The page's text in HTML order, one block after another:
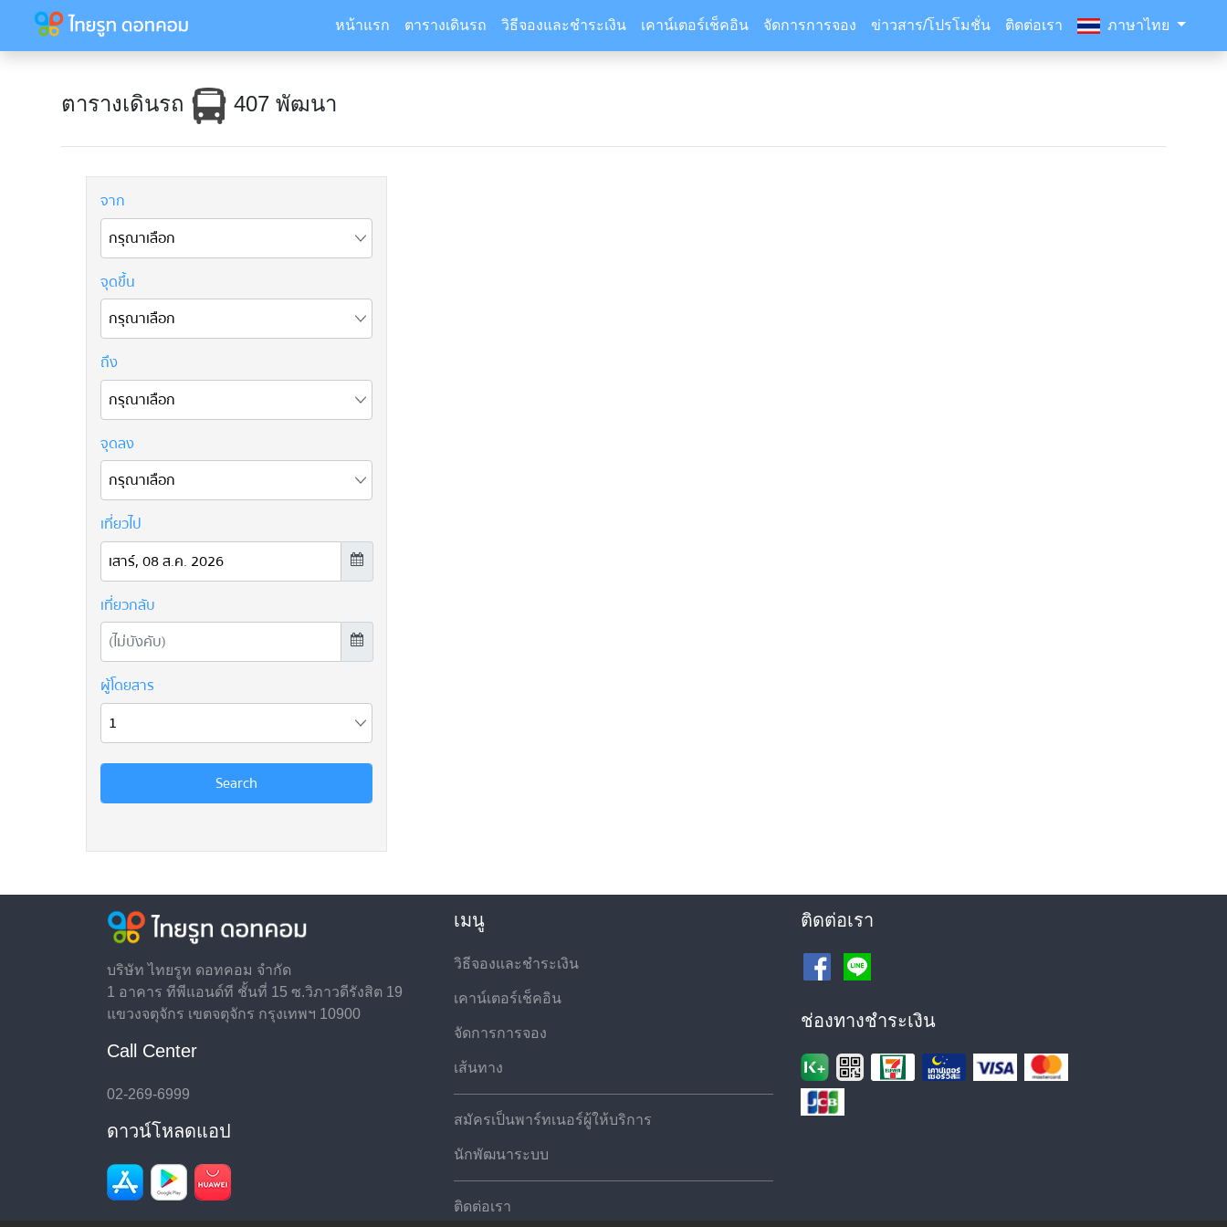
หน้าแรก ตารางเดินรถ วิธีจองและชำระเงิน เคาน์เตอร์เช็คอิน จัดการการจอง ข่าวสาร/โปรโมชั่น ติดต่อเรา ภาษาไทย
ตารางเดินรถ 407 พัฒนา
บริษัท ไทยรูท ดอทคอม จำกัด
1 อาคาร ทีพีแอนด์ที ชั้นที่ 15 ซ.วิภาวดีรังสิต 19
แขวงจตุจักร เขตจตุจักร กรุงเทพฯ 10900
Call Center
02-269-6999
ดาวน์โหลดแอป
เมนู
วิธีจองและชำระเงิน
เคาน์เตอร์เช็คอิน
จัดการการจอง
เส้นทาง
สมัครเป็นพาร์ทเนอร์ผู้ให้บริการ
นักพัฒนาระบบ
ติดต่อเรา
ติดต่อเรา
ช่องทางชำระเงิน